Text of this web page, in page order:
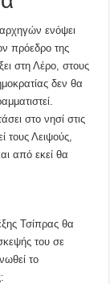
ενόψει
πρόεδρο της
στη Λέρο, στους
δεν θα
στο νησί στις
τους Λειψούς,
από εκεί θα
Τσίπρας θα
του σε
το